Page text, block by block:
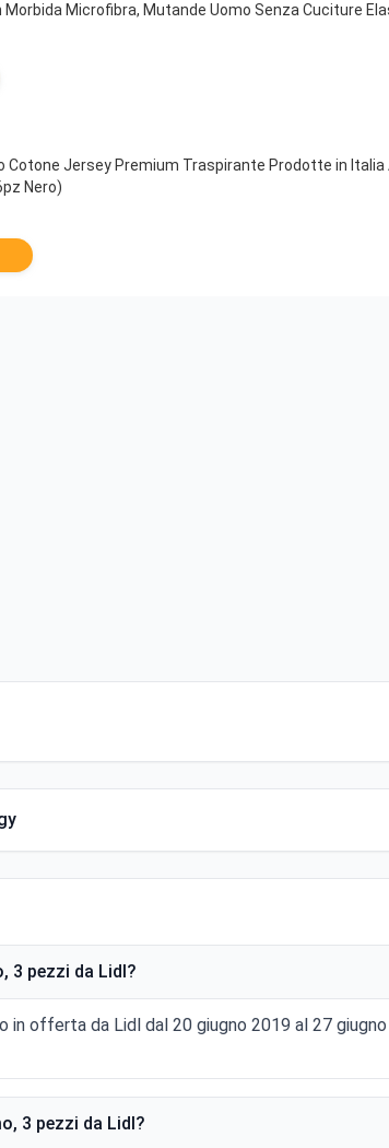
Morbida Microfibra, Mutande Uomo Senza Cuciture
Cotone Jersey Premium Traspirante Prodotte in
Nero)
3 pezzi da Lidl?
in offerta da Lidl dal 20 giugno 2019 al 27
3 pezzi da Lidl?